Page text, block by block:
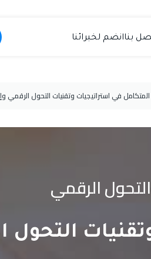
بناانضم لخبرائنا
المتكامل في استراتيجيات وتقنيات التحول الرقمي
الرقمي
التحول